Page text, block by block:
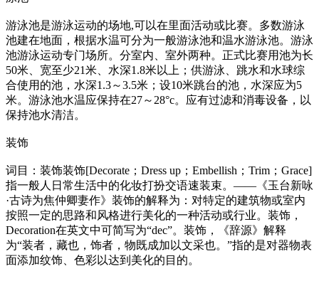
游泳池是游泳运动的场地,可以在里面活动或比赛。多数游泳
池建在地面，根据水温可分为一般游泳池和温水游泳池。游泳
池游泳运动专门场所。分室内、室外两种。正式比赛用池为长
50米、宽至少21米、水深1.8米以上；供游泳、跳水和水球综
合使用的池，水深1.3～3.5米；设10米跳台的池，水深应为5
米。游泳池水温应保持在27～28°c。应有过滤和消毒设备，以
保持池水清洁。
装饰
词目：装饰装饰[Decorate；Dress up；Embellish；Trim；Grace]
指一般人日常生活中的化妆打扮交语速装束。——《玉台新咏
·古诗为焦仲卿妻作》装饰的解释为：对特定的建筑物或室内
按照一定的思路和风格进行美化的一种活动或行业。装饰，
Decoration在英文中可简写为“dec”。装饰，《辞源》解释
为“装者，藏也，饰者，物既成加以文采也。”指的是对器物表
面添加纹饰、色彩以达到美化的目的。